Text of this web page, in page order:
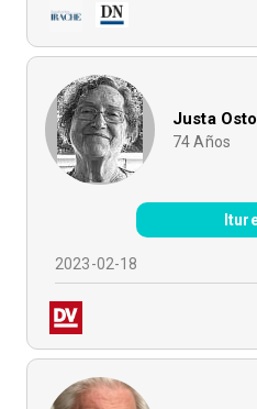
Justa
74 Años
2023-02-18